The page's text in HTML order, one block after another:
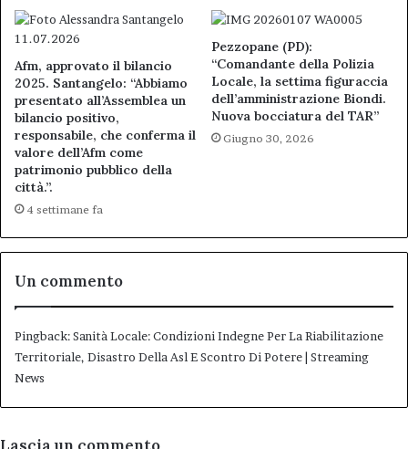
Afm, approvato il bilancio
2025. Santangelo: “Abbiamo
presentato all’Assemblea un
bilancio positivo,
responsabile, che conferma il
valore dell’Afm come
patrimonio pubblico della
città.”.
4 settimane fa
Pezzopane (PD):
“Comandante della Polizia
Locale, la settima figuraccia
dell’amministrazione Biondi.
Nuova bocciatura del TAR”
Giugno 30, 2026
Un commento
Pingback:Sanità Locale: Condizioni Indegne Per La Riabilitazione
Territoriale, Disastro Della Asl E Scontro Di Potere | Streaming
News